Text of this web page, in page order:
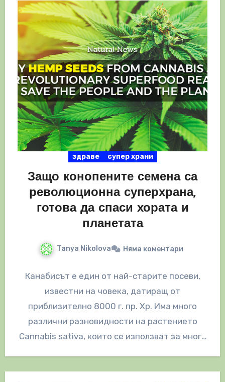
здраве супер храни
Защо конопените семена са
революционна суперхрана,
готова да спаси хората и
планетата
Tanya Nikolova Няма коментари
Канабисът е един от най-старите посеви,
известни на човека, датиращ от
приблизително 8000 г. пр. Хр. Има много
различни разновидности на растението
Cannabis sativa, които се използват за много